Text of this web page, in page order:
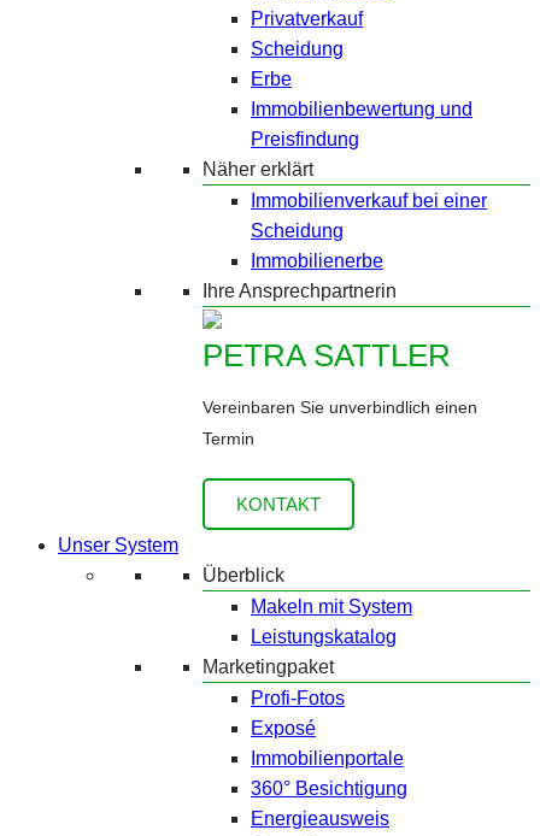
Privatverkauf
Scheidung
Erbe
Immobilienbewertung und
Preisfindung
Näher erklärt
Immobilienverkauf bei einer
Scheidung
Immobilienerbe
Ihre Ansprechpartnerin
PETRA SATTLER
Vereinbaren Sie unverbindlich einen
Termin
KONTAKT
Unser System
Überblick
Makeln mit System
Leistungskatalog
Marketingpaket
Profi-Fotos
Exposé
Immobilienportale
360° Besichtigung
Energieausweis